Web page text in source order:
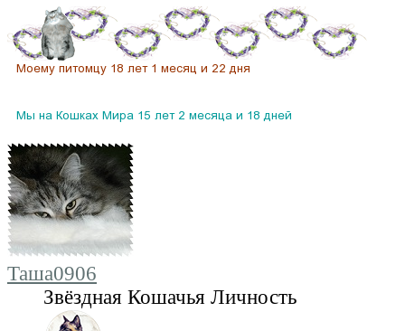
Таша0906
Звёздная Кошачья Личность